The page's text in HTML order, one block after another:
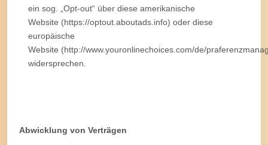
ein sog. „Opt-out“ über diese amerikanische
Website (https://optout.aboutads.info) oder diese
europäische
Website (http://www.youronlinechoices.com/de/
widersprechen.
Abwicklung von Verträgen